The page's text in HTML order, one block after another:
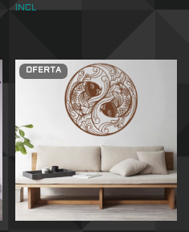
INCL
OFERTA